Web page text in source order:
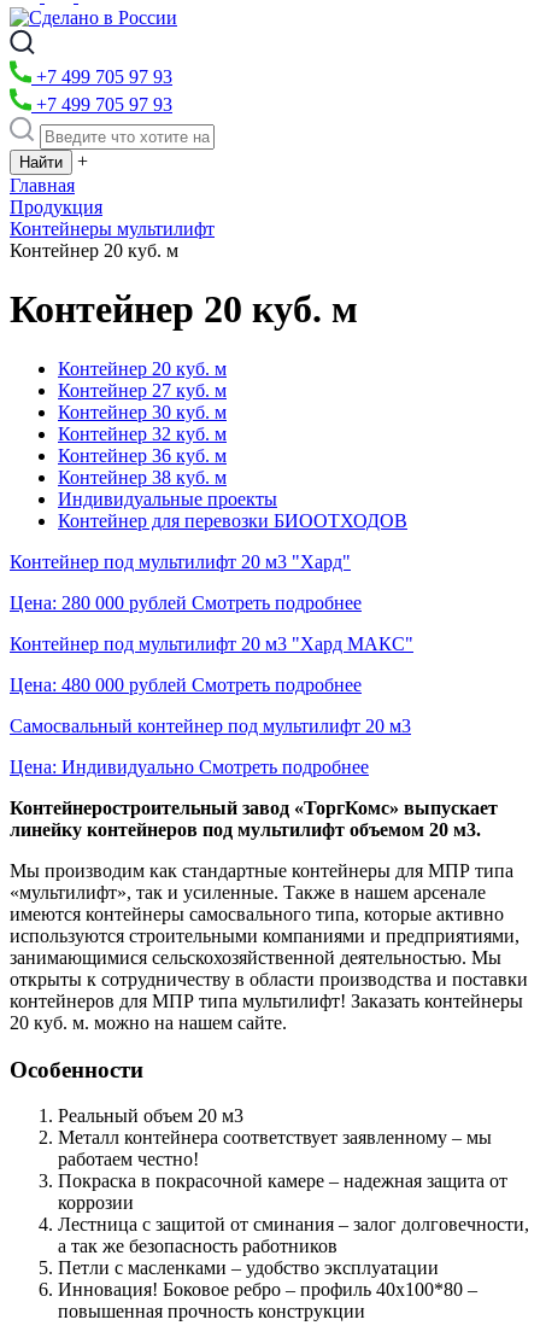
+7 499 705 97 93
+7 499 705 97 93
+
Главная
Продукция
Контейнеры мультилифт
Контейнер 20 куб. м
Контейнер 20 куб. м
Контейнер 20 куб. м
Контейнер 27 куб. м
Контейнер 30 куб. м
Контейнер 32 куб. м
Контейнер 36 куб. м
Контейнер 38 куб. м
Индивидуальные проекты
Контейнер для перевозки БИООТХОДОВ
Контейнер под мультилифт 20 м3 "Хард"
Цена: 280 000 рублей Смотреть подробнее
Контейнер под мультилифт 20 м3 "Хард МАКС"
Цена: 480 000 рублей Смотреть подробнее
Самосвальный контейнер под мультилифт 20 м3
Цена: Индивидуально Смотреть подробнее
Контейнеростроительный завод «ТоргКомс» выпускает
линейку контейнеров под мультилифт объемом 20 м3.
Мы производим как стандартные контейнеры для МПР типа
«мультилифт», так и усиленные. Также в нашем арсенале
имеются контейнеры самосвального типа, которые активно
используются строительными компаниями и предприятиями,
занимающимися сельскохозяйственной деятельностью. Мы
открыты к сотрудничеству в области производства и поставки
контейнеров для МПР типа мультилифт! Заказать контейнеры
20 куб. м. можно на нашем сайте.
Особенности
Реальный объем 20 м3
Металл контейнера соответствует заявленному – мы
работаем честно!
Покраска в покрасочной камере – надежная защита от
коррозии
Лестница с защитой от сминания – залог долговечности,
а так же безопасность работников
Петли с масленками – удобство эксплуатации
Инновация! Боковое ребро – профиль 40х100*80 –
повышенная прочность конструкции